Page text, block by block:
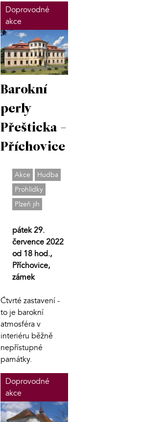
Doprovodné
akce
Barokní
perly
Přešticka -
Příchovice
Akce
Hudba
Prohlídky
Plzeň jih
pátek 29.
července 2022
od 18 hod.,
Příchovice,
zámek
Ćtvrté zastavení -
to je barokní
atmosféra v
interiéru běžně
nepřístupné
památky.
Doprovodné
akce